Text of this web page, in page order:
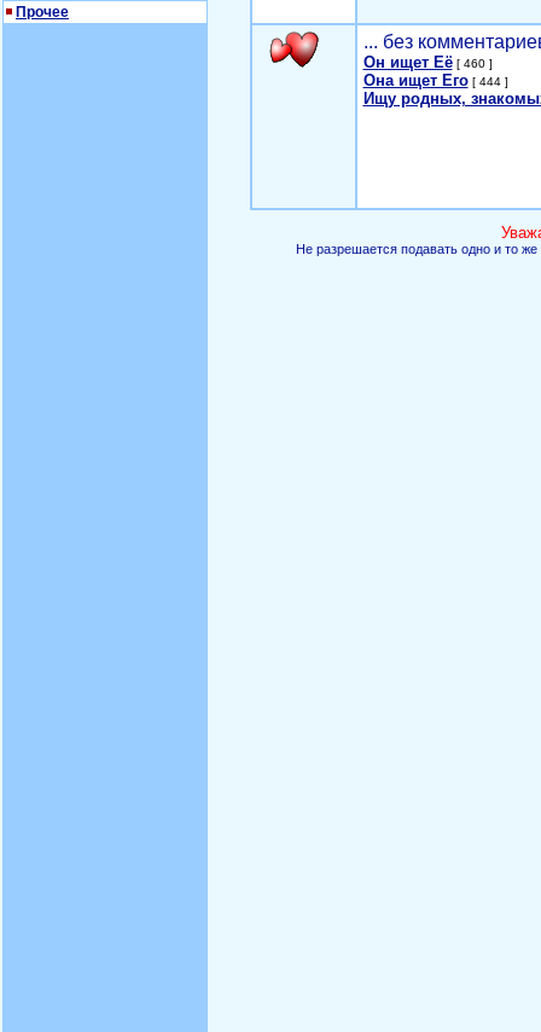
Прочее
... без
Он ищет Её[ 460 ]
Она ищет Его[ 444 ]
Ищу родных,
Не разрешается подавать одно и то